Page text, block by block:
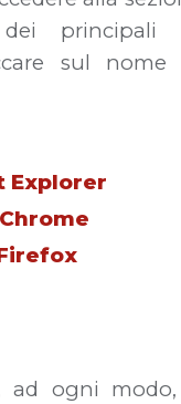
principali
sul
Explorer
ad ogni